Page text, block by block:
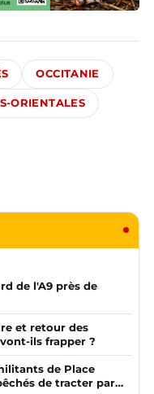
OCCITANIE
ORIENTALES
de l'A9 près de
et retour des
ils frapper ?
de Place
de tracter par